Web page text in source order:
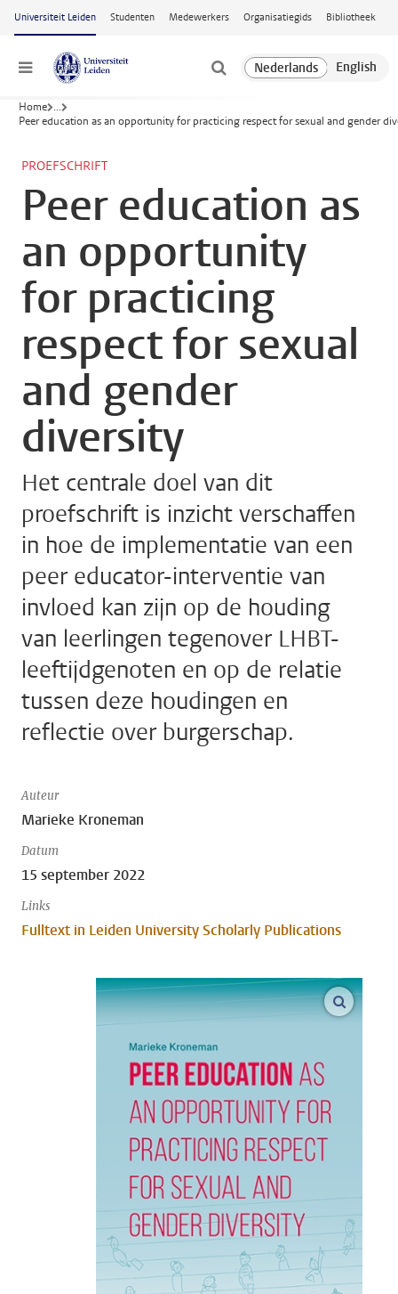
Ga naar hoofdinhoud
Universiteit Leiden Studenten Medewerkers Organisatiegids Bibliotheek
Menu
Home ...
Peer education as an opportunity for practicing respect for sexual and gender
PROEFSCHRIFT
Peer education as
an opportunity
for practicing
respect for sexual
and gender
diversity
Het centrale doel van dit
proefschrift is inzicht verschaffen
in hoe de implementatie van een
peer educator-interventie van
invloed kan zijn op de houding
van leerlingen tegenover LHBT-
leeftijdgenoten en op de relatie
tussen deze houdingen en
reflectie over burgerschap.
Auteur
Marieke Kroneman
Datum
15 september 2022
Links
Fulltext in Leiden University Scholarly Publications
open